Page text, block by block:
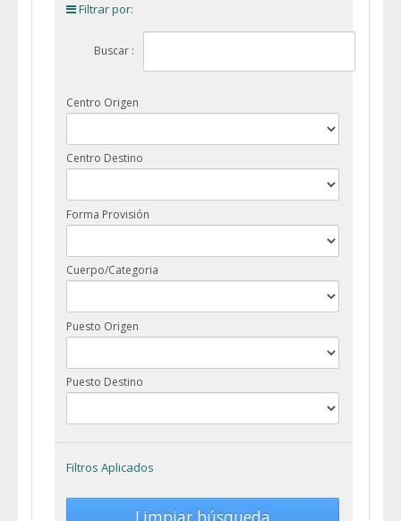
Filtrar por:
Buscar :
Centro Origen
Centro Destino
Forma Provisión
Cuerpo/Categoria
Puesto Origen
Puesto Destino
Filtros Aplicados
Limpiar búsqueda